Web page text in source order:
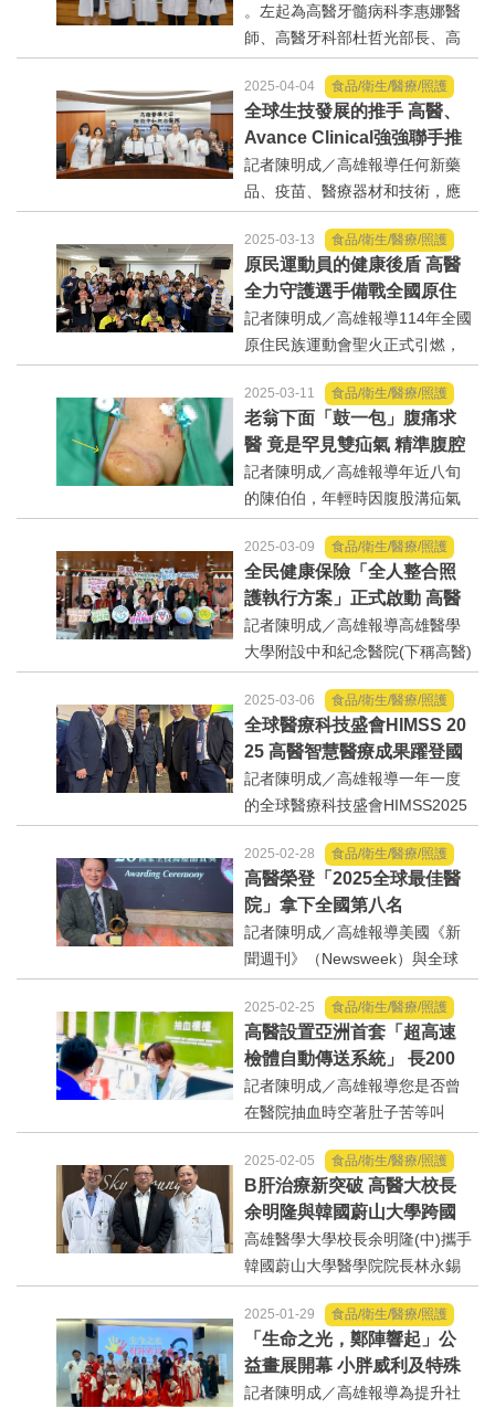
時右前臂遭不鏽鋼製品割...
爆彈
。左起為高醫牙髓病科李惠娜醫
師、高醫牙科部杜哲光部長、高
醫陳芳銘副院長、高醫牙髓病科
莊富雄主任、高醫口腔顎面外科
陳裕豐醫師。記者陳明成／高雄
報導31歲的唐小姐，因下顎第二
大臼齒蛀牙及根尖囊腫需...
2025-04-04 食品/衛生/醫療/照護
全球生技發展的推手 高醫、
Avance Clinical強強聯手推
動臨床試驗發展
記者陳明成／高雄報導任何新藥
品、疫苗、醫療器材和技術，應
用在病人身上前，都需經過嚴謹
的臨床試驗，才能夠知道最適合
的治療方式或劑量，高雄醫學大
學附設中和紀念醫院(下稱高醫)於
21日與全球知名的...
2025-03-13 食品/衛生/醫療/照護
原民運動員的健康後盾 高醫
全力守護選手備戰全國原住
民族運動會
記者陳明成／高雄報導114年全國
原住民族運動會聖火正式引燃，
為期9天的環台傳遞，為這場年度
盛會揭開序幕，該場盛會21日將
於高雄市熱鬧登場，吸引了全國
各地原住民運動員齊聚一堂，展
現競技實力與文化魅力。...
2025-03-11 食品/衛生/醫療/照護
老翁下面「鼓一包」腹痛求
醫 竟是罕見雙疝氣 精準腹腔
鏡手術防堵保命
記者陳明成／高雄報導年近八旬
的陳伯伯，年輕時因腹股溝疝氣
開過兩次傳統手術，近年來經常
復發，右下腹靠鼠蹊部位時常
「鼓一包」，日前突腹痛難耐就
醫，醫師...
2025-03-09 食品/衛生/醫療/照護
全民健康保險「全人整合照
護執行方案」正式啟動 高醫
攜手8院所共同守護原民健康
記者陳明成／高雄報導高雄醫學
大學附設中和紀念醫院(下稱高醫)
長年深耕高雄市「桃源區、那瑪
夏區、茂林區」執行全民健康保
險山地離島地區醫療給付效益提
昇計畫(IDS計畫)，至今近30年，
為提升醫療照護品質，中...
2025-03-06 食品/衛生/醫療/照護
全球醫療科技盛會HIMSS 20
25 高醫智慧醫療成果躍登國
際
記者陳明成／高雄報導一年一度
的全球醫療科技盛會HIMSS2025
（醫療保健資訊與管理系統協會
展覽）現正於美國拉斯維加斯盛
大舉行，高雄醫學大學附設中和
紀念醫院（下稱高醫）受邀參
展，不僅將台灣最先進的智慧...
2025-02-28 食品/衛生/醫療/照護
高醫榮登「2025全球最佳醫
院」拿下全國第八名
記者陳明成／高雄報導美國《新
聞週刊》（Newsweek）與全球
數據公司Statista合作發布的「20
25年全球最佳醫院（World'sBest
Hospitals2025）」排行榜出爐，
高雄醫學大學附設中和紀念醫院
（以下簡稱高醫）...
2025-02-25 食品/衛生/醫療/照護
高醫設置亞洲首套「超高速
檢體自動傳送系統」 長200
米跨棟氣送管路結合AI助攻
檢體傳輸23秒到位
記者陳明成／高雄報導您是否曾
在醫院抽血時空著肚子苦等叫
號，卻遲遲沒輪到自己？或是在
診間終於等到看診，卻被告知
「檢驗報告尚未完成，請再等一
下」？這種焦急又無奈的心情，
我們聽到了！為提升檢驗效
率、...
2025-02-05 食品/衛生/醫療/照護
B肝治療新突破 高醫大校長
余明隆與韓國蔚山大學跨國
研究登國際期刊
高雄醫學大學校長余明隆(中)攜手
韓國蔚山大學醫學院院長林永錫
教授(右)及JonggiChoi教授(左)合
作發表研究成果，登國際醫學期
刊「刺胳針胃腸肝膽學」記者陳
明成／高雄報導高雄醫學大學余
明隆校長與韓國蔚山...
2025-01-29 食品/衛生/醫療/照護
「生命之光，鄭陣響起」公
益畫展開幕 小胖威利及特殊
疾病病友參展 向已故暖心教
記者陳明成／高雄報導為提升社